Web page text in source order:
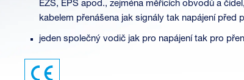
EZS, EPS apod., zejména měřicích obvodů a
kabelem přenášena jak signály tak napájení před
jeden společný vodič jak pro napájení tak pro